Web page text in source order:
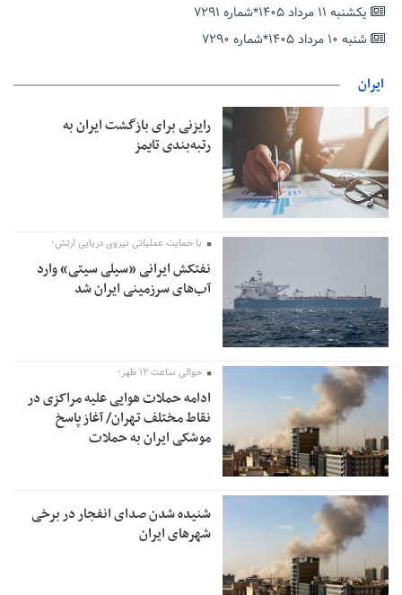
رئیس سازمان جهاد کشاورزی استان: کشاورزان گیلان نسبت به
دریافت یارانه کود اقدام کنند
یکشنبه ۱۱ مرداد ۱۴۰۵*شماره ۷۲۹۱
شنبه ۱۰ مرداد ۱۴۰۵*شماره ۷۲۹۰
ایران
رایزنی برای بازگشت ایران به
رتبه‌بندی تایمز
با حمایت عملیاتی نیروی دریایی ارتش؛
نفتکش ایرانی «سیلی سیتی» وارد
آب‌های سرزمینی ایران شد
حوالی ساعت ۱۲ ظهر؛
ادامه حملات هوایی علیه مراکزی در
نقاط مختلف تهران/ آغاز پاسخ
موشکی ایران به حملات
شنیده شدن صدای انفجار در برخی
شهرهای ایران